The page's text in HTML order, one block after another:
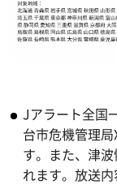
Jアラート全国
台市危機管理
す。また、津
れます。放送内